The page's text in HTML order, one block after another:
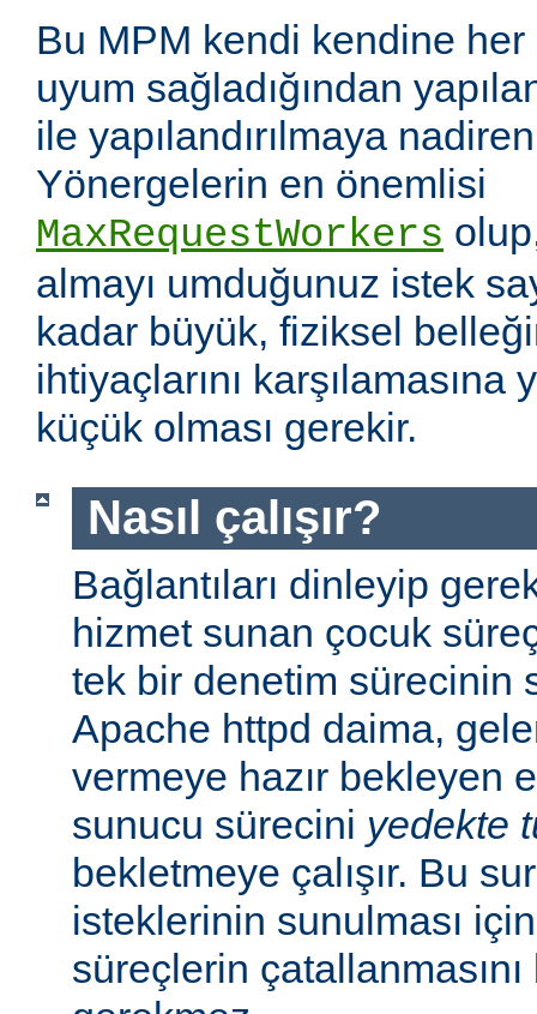
Bu MPM kendi kendine
uyum sağladığından
ile yapılandırılmaya
Yönergelerin en önemlisi
MaxRequestWorkers
almayı umduğunuz istek
kadar büyük, fiziksel
ihtiyaçlarını
küçük olması gerekir.
Nasıl çalışır?
Bağlantıları dinleyip
hizmet sunan çocuk
tek bir denetim sürecinin
Apache httpd daima,
vermeye hazır bekleyen
sunucu sürecini yedekte
bekletmeye çalışır. Bu
isteklerinin sunulması
süreçlerin